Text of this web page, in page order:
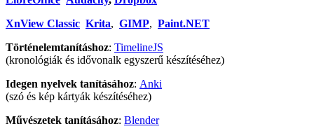
XnView Classic Krita, GIMP, Paint.NET
Történelemtanításhoz: TimelineJS
(kronológiák és idővonalk egyszerű készítéséhez)
Idegen nyelvek tanításához: Anki
(szó és kép kártyák készítéséhez)
Művészetek tanításához: Blender